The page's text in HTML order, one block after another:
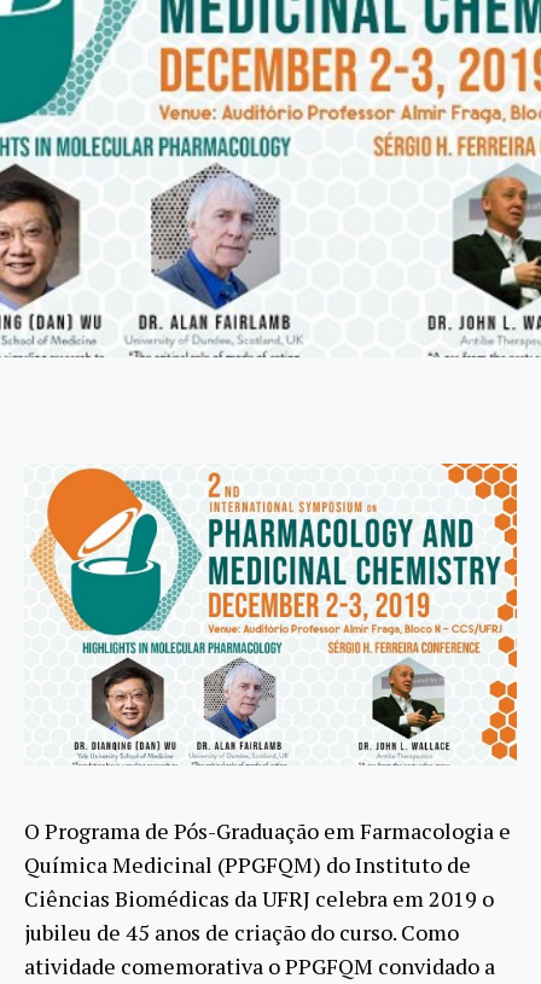
O Programa de Pós-Graduação em Farmacologia e
Química Medicinal (PPGFQM) do Instituto de
Ciências Biomédicas da UFRJ celebra em 2019 o
jubileu de 45 anos de criação do curso. Como
atividade comemorativa o PPGFQM convidado a